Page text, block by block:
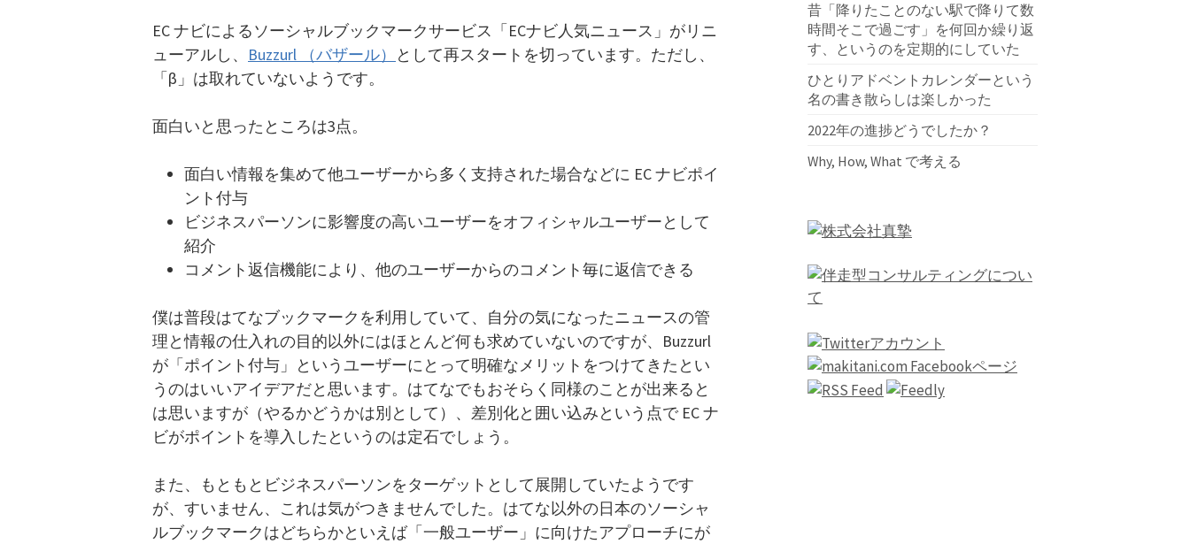
EC ナビによるソーシャルブックマークサービス「ECナビ人気ニュース」がリニ
ューアルし、 Buzzurl （バザール）
として再スタートを切っています。ただし、
「β」は取れていないようです。
面白いと思ったところは3点。
面白い情報を集めて他ユーザーから多く支持された場合などに EC ナビポイ
ント付与
ビジネスパーソンに影響度の高いユーザーをオフィシャルユーザーとして
紹介
コメント返信機能により、他のユーザーからのコメント毎に返信できる
僕は普段はてなブックマークを利用していて、自分の気になったニュースの管
理と情報の仕入れの目的以外にはほとんど何も求めていないのですが、Buzzurl
が「ポイント付与」というユーザーにとって明確なメリットをつけてきたとい
うのはいいアイデアだと思います。はてなでもおそらく同様のことが出来ると
は思いますが（やるかどうかは別として）、差別化と囲い込みという点で EC ナ
ビがポイントを導入したというのは定石でしょう。
また、もともとビジネスパーソンをターゲットとして展開していたようです
が、すいません、これは気がつきませんでした。はてな以外の日本のソーシャ
ルブックマークはどちらかといえば「一般ユーザー」に向けたアプローチにが
昔「降りたことのない駅で降りて数
時間そこで過ごす」を何回か繰り返
す、というのを定期的にしていた
ひとりアドベントカレンダーという
名の書き散らしは楽しかった
2022年の進捗どうでしたか？
Why, How, What で考える